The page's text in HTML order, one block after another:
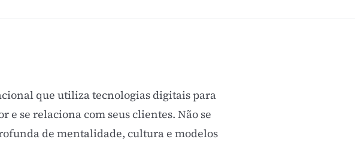
que utiliza tecnologias digitais para
se relaciona com seus clientes. Não se
de mentalidade, cultura e modelos